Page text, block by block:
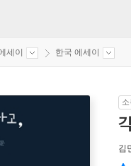
세이 한국 에세이
김